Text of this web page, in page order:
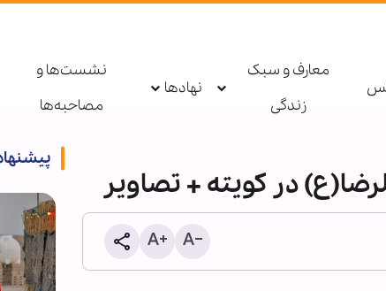
معارف و سبک
زندگی
نهادها
نشست‌ها و
مصاحبه‌ها
در کویته + تصاویر